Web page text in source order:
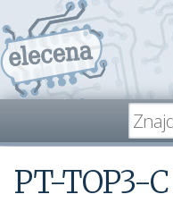
PT-TOP3-